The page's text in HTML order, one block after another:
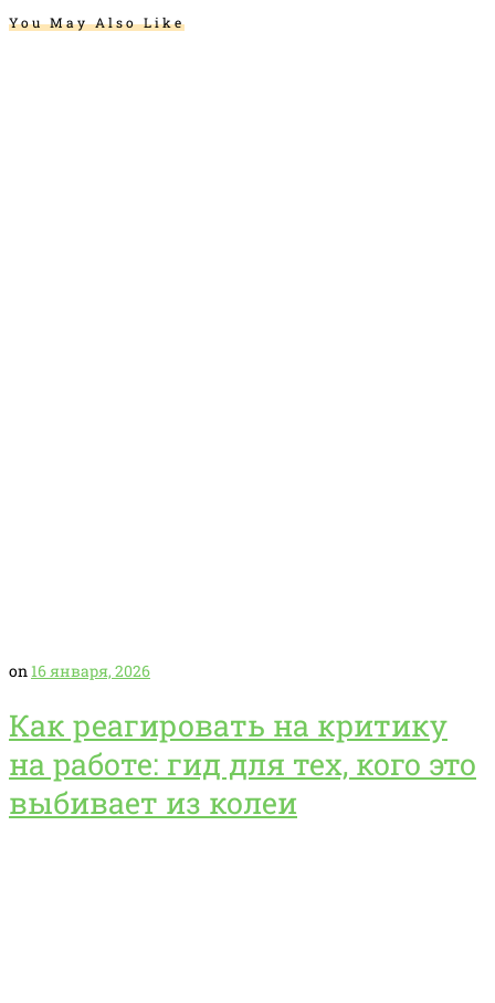
You May Also Like
on16 января, 2026
Как реагировать на критику
на работе: гид для тех, кого это
выбивает из колеи